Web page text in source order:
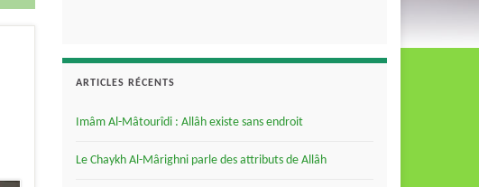
ARTICLES RÉCENTS
Imâm Al-Mâtourîdi : Allâh existe sans endroit
Le Chaykh Al-Mârighni parle des attributs de Allâh